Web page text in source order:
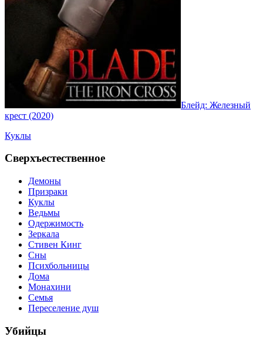
Блейд: Железный
крест (2020)
Куклы
Сверхъестественное
Демоны
Призраки
Куклы
Ведьмы
Одержимость
Зеркала
Стивен Кинг
Сны
Психбольницы
Дома
Монахини
Семья
Переселение душ
Убийцы